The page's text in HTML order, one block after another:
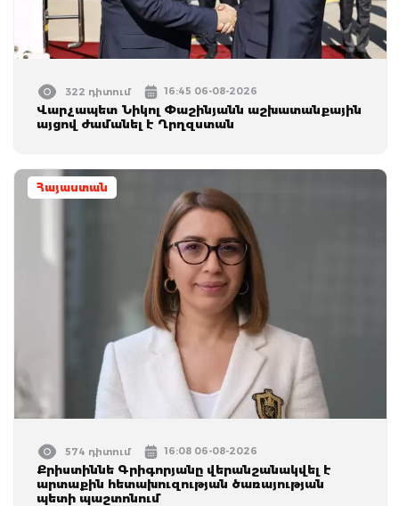
322 դիտում 16:45 06-08-2026
Վարչապետ Նիկոլ Փաշինյանն աշխատանքային
այցով ժամանել է Ղրղզստան
Հայաստան
574 դիտում 16:08 06-08-2026
Քրիստիննե Գրիգորյանը վերանշանակվել է
արտաքին հետախուզության ծառայության
պետի պաշտոնում